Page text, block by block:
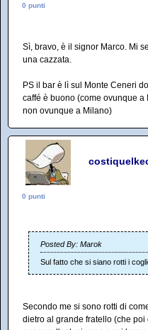
0 punti
Sì, bravo, è il signor Marco. Mi
una cazzata.
PS il bar è lì sul Monte Ceneri
caffé è buono (come ovunque
non ovunque a Milano)
0 punti
Posted By: Marok
Sul fatto che si siano rotti i
Secondo me si sono rotti di
dietro al grande fratello (che